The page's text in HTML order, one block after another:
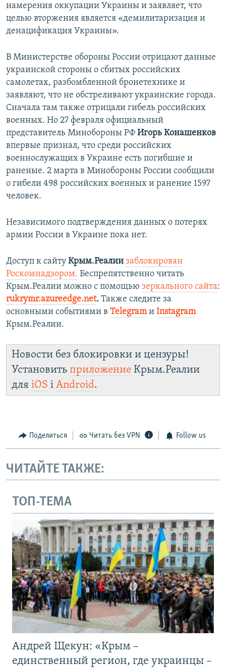
намерения оккупации Украины и заявляет, что
целью вторжения является «демилитаризация и
денацификация Украины».
В Министерстве обороны России отрицают данные
украинской стороны о сбитых российских
самолетах, разбомбленной бронетехнике и
заявляют, что не обстреливают украинские города.
Сначала там также отрицали гибель российских
военных. Но 27 февраля официальный
представитель Минобороны РФ Игорь Конашенков
впервые признал, что среди российских
военнослужащих в Украине есть погибшие и
раненые. 2 марта в Минобороны России сообщили
о гибели 498 российских военных и ранение 1597
человек.
Независимого подтверждения данных о потерях
армии России в Украине пока нет.
Доступ к сайту Крым.Реалии заблокирован
Роскомнадзором. Беспрепятственно читать
Крым.Реалии можно с помощью зеркального сайта:
rukrymr.azureedge.net. Также следите за
основными событиями в Telegramи Instagram
Крым.Реалии.
Новости без блокировки и цензуры!
Установить приложение Крым.Реалии
для iOS і Android.
Поделиться Читать без VPN Follow us
ЧИТАЙТЕ ТАКЖЕ:
ТОП-ТЕМА
Андрей Щекун: «Крым –
единственный регион, где украинцы –